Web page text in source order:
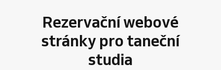
Rezervační webové
stránky pro taneční
studia